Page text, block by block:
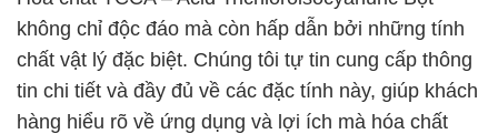
không chỉ độc đáo mà còn hấp dẫn bởi những tính
chất vật lý đặc biệt. Chúng tôi tự tin cung cấp thông
tin chi tiết và đầy đủ về các đặc tính này, giúp khách
hàng hiểu rõ về ứng dụng và lợi ích mà hóa chất